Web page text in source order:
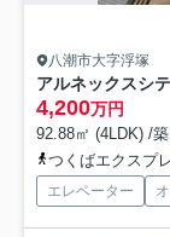
八潮市大字浮塚
アルネックスシ
4,200万円
92.88㎡ (4LDK) /
つくばエクスプ
エレベーター